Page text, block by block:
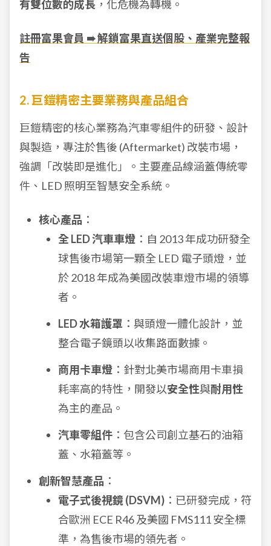
有雙位數的成長 ，化危機為轉機。
註冊富果會員 ➠ 解鎖富果直送個股、產業完整報
告
2. 巨鎧精密主要業務與產品組合
巨鎧精密的核心業務為汽車零組件的研發、設計
與製造，專注於售後 (Aftermarket) 改裝市場，
強調「改裝即是進化」。主要產品線涵蓋傳統零
件、LED 照明至智慧安全系統。
核心產品 ：
全 LED 汽車車燈 ：自 2013 年成功研發全
球售後市場第一顆全 LED 電子頭燈，並
於 2018 年成為美國改裝車燈市場的領導
者。
LED 水箱護罩 ：與頭燈一體化設計，並
整合電子鏡頭以收集路面數據。
商用卡車燈 ：針對北美市場商用卡車損
耗率高的特性，開發以安全性與耐用性
為主的產品。
汽車零組件 ：包含公司創立基石的油箱
蓋、水箱蓋等。
創新智慧產品 ：
電子式後視鏡 (DSVM) ：已研發完成，符
合歐洲 ECE R46 及美國 FMS111 安全標
準，為售後市場的領先者。